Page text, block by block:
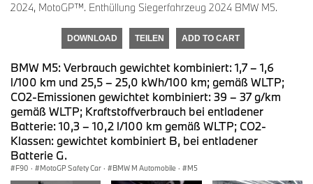
2024, MotoGP™. Enthüllung Siegerfahrzeug 2024 BMW M5.
DOWNLOAD TEILEN ADD TO CART
BMW M5: Verbrauch gewichtet kombiniert: 1,7 – 1,6
l/100 km und 25,5 – 25,0 kWh/100 km; gemäß WLTP;
CO2-Emissionen gewichtet kombiniert: 39 – 37 g/km
gemäß WLTP; Kraftstoffverbrauch bei entladener
Batterie: 10,3 – 10,2 l/100 km gemäß WLTP; CO2-
Klassen: gewichtet kombiniert B, bei entladener
Batterie G.
F90 · MotoGP Safety Car · BMW M Automobile · M5